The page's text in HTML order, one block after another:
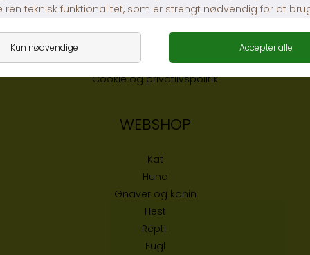
Om os
Fragt og levering
Cookie og privatlivspolitik
WEBSHOP
Kat
Hund
Gnaver og kanin
Hest
Reptil
Fugl